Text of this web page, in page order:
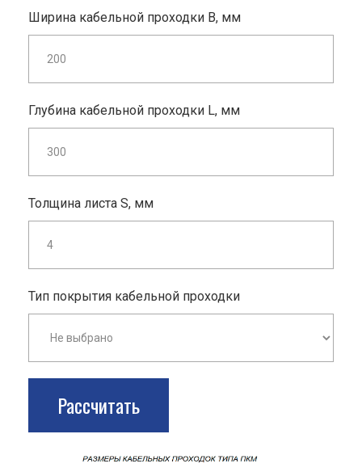
Ширина кабельной проходки B, мм
Глубина кабельной проходки L, мм
Толщина листа S, мм
Тип покрытия кабельной проходки
Рассчитать